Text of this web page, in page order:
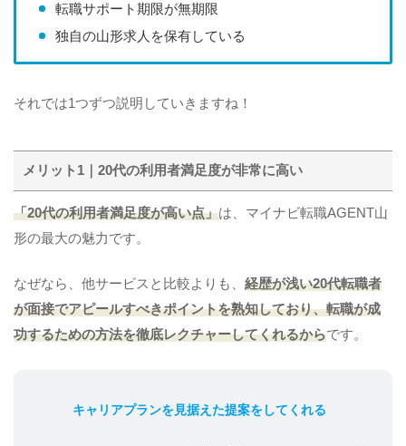
転職サポート期限が無期限
独自の山形求人を保有している
それでは1つずつ説明していきますね！
メリット1｜20代の利用者満足度が非常に高い
「20代の利用者満足度が高い点」は、マイナビ転職AGENT山
形の最大の魅力です。
なぜなら、他サービスと比較よりも、 経歴が浅い20代転職者
が面接でアピールすべきポイントを熟知しており、転職が成
功するための方法を徹底レクチャーしてくれるからです。
キャリアプランを見据えた提案をしてくれる